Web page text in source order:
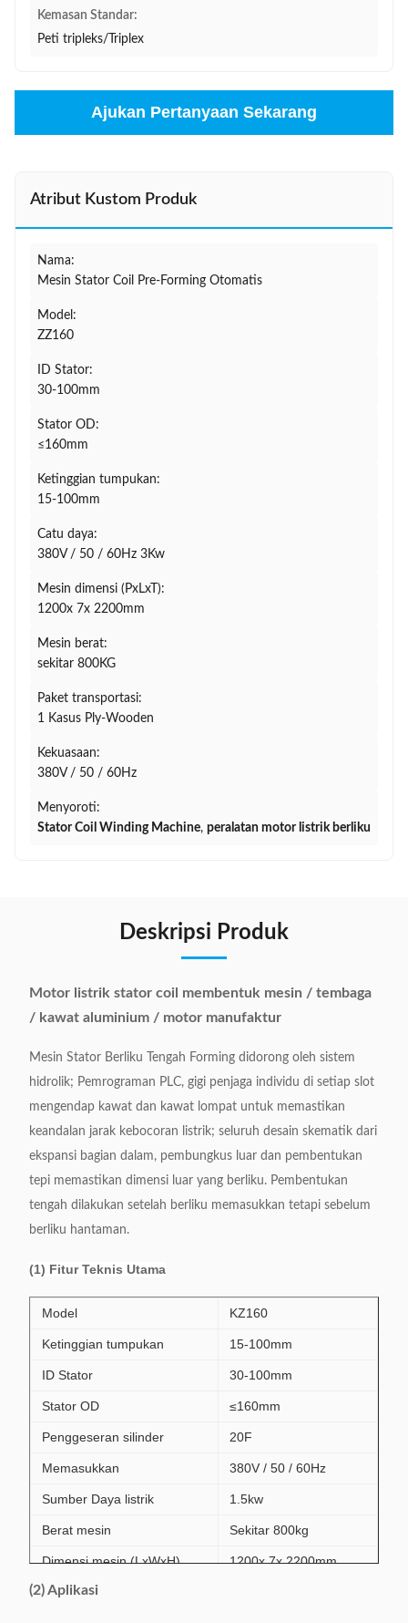
Kemasan Standar:
Peti tripleks/Triplex
Ajukan Pertanyaan Sekarang
Atribut Kustom Produk
Nama:
Mesin Stator Coil Pre-Forming Otomatis
Model:
ZZ160
ID Stator:
30-100mm
Stator OD:
≤160mm
Ketinggian tumpukan:
15-100mm
Catu daya:
380V / 50 / 60Hz 3Kw
Mesin dimensi (PxLxT):
1200x 7x 2200mm
Mesin berat:
sekitar 800KG
Paket transportasi:
1 Kasus Ply-Wooden
Kekuasaan:
380V / 50 / 60Hz
Menyoroti:
Stator Coil Winding Machine, peralatan motor listrik berliku
Deskripsi Produk
Motor listrik stator coil membentuk mesin / tembaga
/ kawat aluminium / motor manufaktur
Mesin Stator Berliku Tengah Forming didorong oleh sistem
hidrolik; Pemrograman PLC, gigi penjaga individu di setiap slot
mengendap kawat dan kawat lompat untuk memastikan
keandalan jarak kebocoran listrik; seluruh desain skematik dari
ekspansi bagian dalam, pembungkus luar dan pembentukan
tepi memastikan dimensi luar yang berliku. Pembentukan
tengah dilakukan setelah berliku memasukkan tetapi sebelum
berliku hantaman.
(1) Fitur Teknis Utama
Model KZ160
Ketinggian tumpukan 15-100mm
ID Stator 30-100mm
Stator OD ≤160mm
Penggeseran silinder 20F
Memasukkan 380V / 50 / 60Hz
Sumber Daya listrik 1.5kw
Berat mesin Sekitar 800kg
Dimensi mesin (LxWxH)
1200x 7x 2200mm
(2) Aplikasi